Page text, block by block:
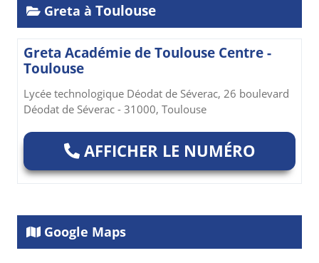
Greta à Toulouse
Greta Académie de Toulouse Centre -
Toulouse
Lycée technologique Déodat de Séverac, 26 boulevard
Déodat de Séverac - 31000, Toulouse
AFFICHER LE NUMÉRO
Google Maps